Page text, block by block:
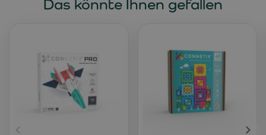
Das könnte Ihnen gefallen